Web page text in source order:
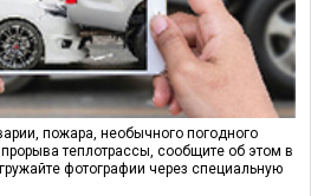
пожара, необычного погодного
теплотрассы, сообщите об этом в
фотографии через специальную